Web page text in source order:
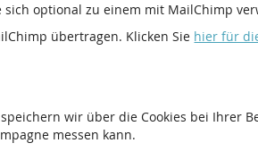
optional zu einem mit MailChimp
übertragen. Klicken Sie hier für
wir über die Cookies bei Ihrer
messen kann.